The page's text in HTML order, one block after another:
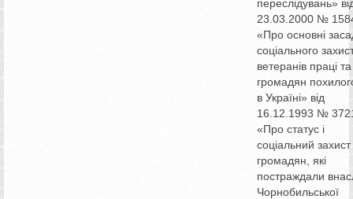
переслідувань»
23.03.2000 №
«Про основні
соціального
ветеранів праці
громадян
в Україні» від
16.12.1993 №
«Про статус і
соціальний захист
громадян, які
постраждали
Чорнобильської